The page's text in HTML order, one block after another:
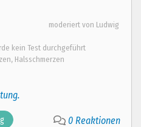
moderiert von Ludwig
kein Test durchgeführt
Halsschmerzen
0 Reaktionen